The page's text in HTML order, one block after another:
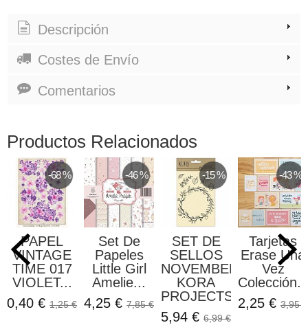
Descripción
Costes de Envío
Comentarios
Productos Relacionados
-68 %
PAPEL
VINTAGE
TIME 017
VIOLET...
0,40 € 1,25 €
-46 %
Set De
Papeles
Little Girl
Amelie...
4,25 € 7,85 €
-15 %
SET DE
SELLOS
NOVEMBER
KORA
PROJECTS
5,94 € 6,99 €
-43 %
Tarjetas
Erase Una
Vez
2,25 € 3,95 €